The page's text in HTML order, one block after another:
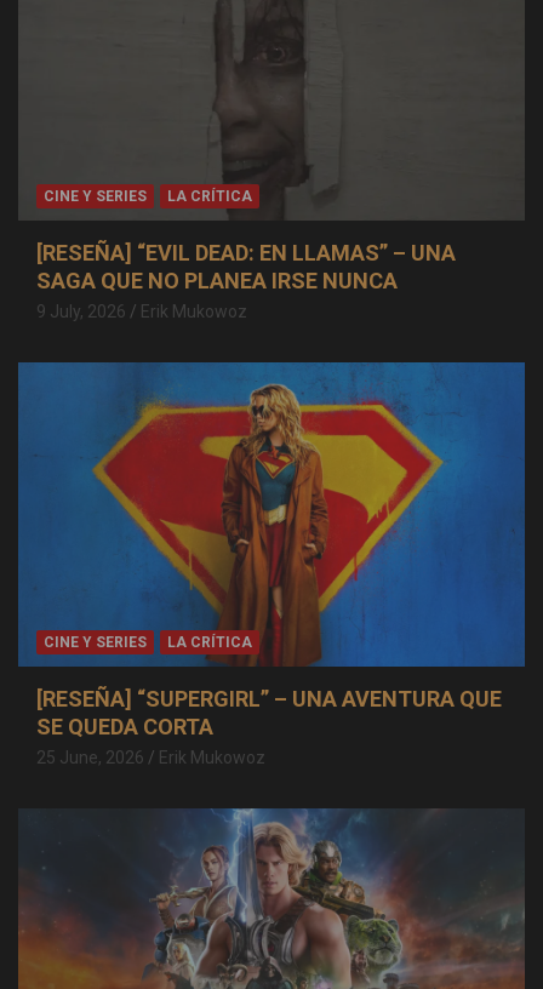
CINE Y SERIES LA CRÍTICA
[RESEÑA] “EVIL DEAD: EN LLAMAS” – UNA
SAGA QUE NO PLANEA IRSE NUNCA
9 July, 2026 Erik Mukowoz
CINE Y SERIES LA CRÍTICA
[RESEÑA] “SUPERGIRL” – UNA AVENTURA QUE
SE QUEDA CORTA
25 June, 2026 Erik Mukowoz